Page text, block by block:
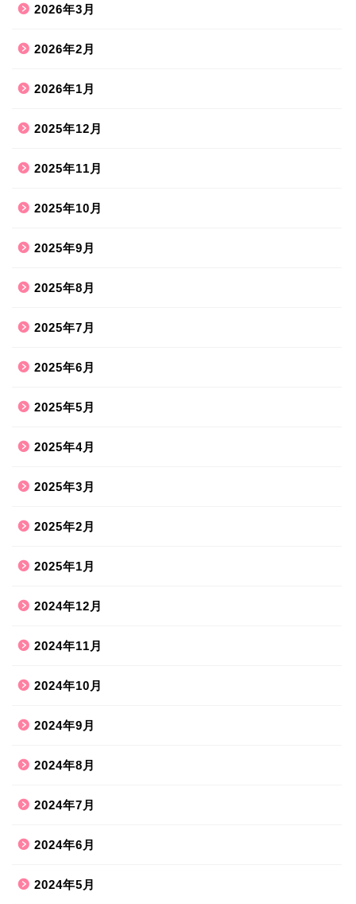
2026年3月
2026年2月
2026年1月
2025年12月
2025年11月
2025年10月
2025年9月
2025年8月
2025年7月
2025年6月
2025年5月
2025年4月
2025年3月
2025年2月
2025年1月
2024年12月
2024年11月
2024年10月
2024年9月
2024年8月
2024年7月
2024年6月
2024年5月